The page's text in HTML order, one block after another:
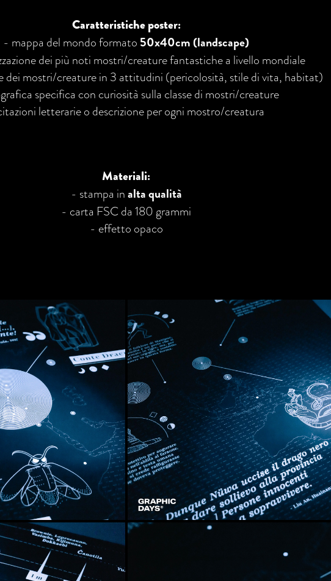
Caratteristiche poster:
- mappa del mondo formato 50x40cm (landscape)
dei più noti mostri/creature fantastiche a livello mondiale
dei mostri/creature in 3 attitudini (pericolosità, stile di vita, habitat)
specifica con curiosità sulla classe di mostri/creature
letterarie o descrizione per ogni mostro/creatura
Materiali:
- stampa inalta qualità
- carta FSC da 180 grammi
- effetto opaco